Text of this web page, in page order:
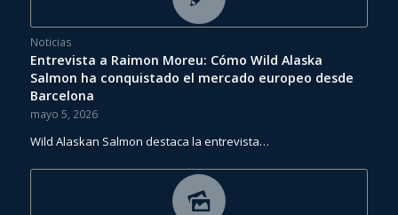
Noticias
Entrevista a Raimon Moreu: Cómo Wild Alaska
Salmon ha conquistado el mercado europeo desde
Barcelona
mayo 5, 2026
Wild Alaskan Salmon destaca la entrevista…